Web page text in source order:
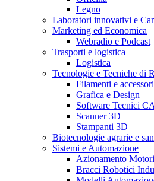
Legno
Laboratori innovativi e
Marketing ed Economica
Webradio e Podcast
Trasporti e logistica
Logistica
Tecnologie e Tecniche di
Filamenti e accessori
Grafica e Design
Software Tecnici
Scanner 3D
Stampanti 3D
Biotecnologie agrarie e
Sistemi e Automazione
Azionamento Motori
Bracci Robotici